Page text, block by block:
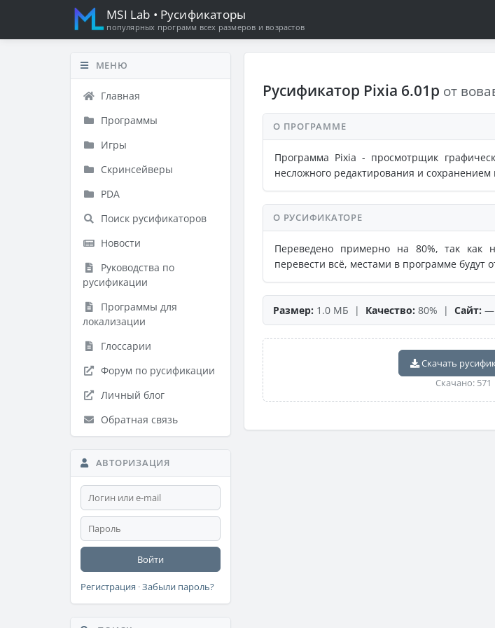
MSI Lab • Русификаторы
популярных программ всех размеров и возрастов
МЕНЮ
Главная
Программы
Игры
Скринсейверы
PDA
Поиск русификаторов
Новости
Руководства по
русификации
Программы для
локализации
Глоссарии
Форум по русификации
Личный блог
Обратная связь
АВТОРИЗАЦИЯ
Войти
Регистрация ·Забыли пароль?
Русификатор Pixia 6.01p от
О ПРОГРАММЕ
Программа Pixia - просмотрщик
несложного редактирования и
О РУСИФИКАТОРЕ
Переведено примерно на 80%, так
перевести всё, местами в программе будут
Размер: 1.0 МБ | Качество: 80% | Сайт: —
Скачать
Скачано: 571